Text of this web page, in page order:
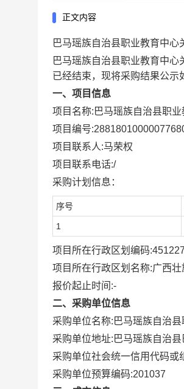
正文内容
巴马瑶族自治县职业教育中
巴马瑶族自治县职业教育中
已经结束，现将采购结果公示
一、项目信息
项目名称: 巴马瑶族自治县职
项目编号:
项目联系人:马荣权
项目联系电话:/
采购计划信息：
序号
1
项目所在行政区划编码:451227
项目所在行政区划名称:广西
报价起止时间:-
二、采购单位信息
采购单位名称: 巴马瑶族自治
采购单位地址:巴马瑶族自治
采购单位社会统一信用代码或
采购单位预算编码:201037